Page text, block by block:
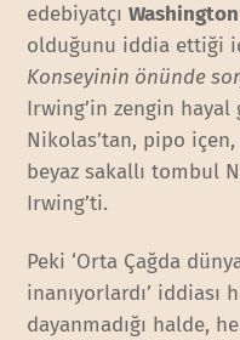
edebiyatçı
olduğunu iddia ettiği
Konseyinin önünde
Irwing’in zengin
Nikolas’tan, pipo
beyaz sakallı tombul
Irwing’ti.
Peki ‘Orta Çağda
inanıyorlardı’
dayanmadığı halde,